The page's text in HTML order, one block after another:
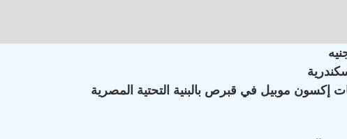
إكسون موبيل في قبرص بالبنية التحتية المصرية